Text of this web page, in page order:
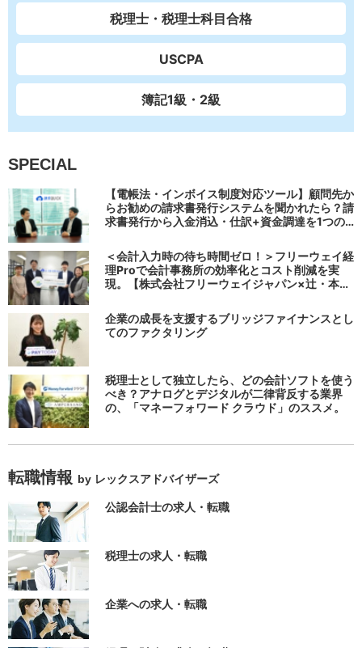
税理士・税理士科目合格
USCPA
簿記1級・2級
SPECIAL
【電帳法・インボイス制度対応ツール】顧問先か
らお勧めの請求書発行システムを聞かれたら？請
求書発行から入金消込・仕訳+資金調達を1つの
＜会計入力時の待ち時間ゼロ！＞フリーウェイ経
理Proで会計事務所の効率化とコスト削減を実
現。【株式会社フリーウェイジャパン×辻・本郷
企業の成長を支援するブリッジファイナンスとし
てのファクタリング
税理士として独立したら、どの会計ソフトを使う
べき？アナログとデジタルが二律背反する業界
の、「マネーフォワード クラウド」のススメ。
転職情報 by レックスアドバイザーズ
公認会計士の求人・転職
税理士の求人・転職
企業への求人・転職